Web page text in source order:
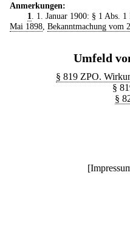
Anmerkungen:
1
. 1. Januar 1900: § 1 Abs.
Mai 1898 Bekanntmachung vom
Umfeld
§ 819 ZPO.
§
§
[